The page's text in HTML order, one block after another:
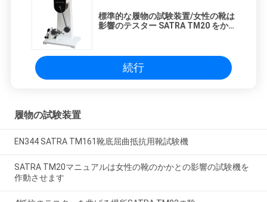
標準的な履物の試験装置/女性の靴は
影響のテスター SATRA TM20 をか
続行
履物の試験装置
EN344 SATRA TM161靴底屈曲抵抗用靴試験機
SATRA TM20マニュアルは女性の靴のかかとの影響の試験機を
作動させます